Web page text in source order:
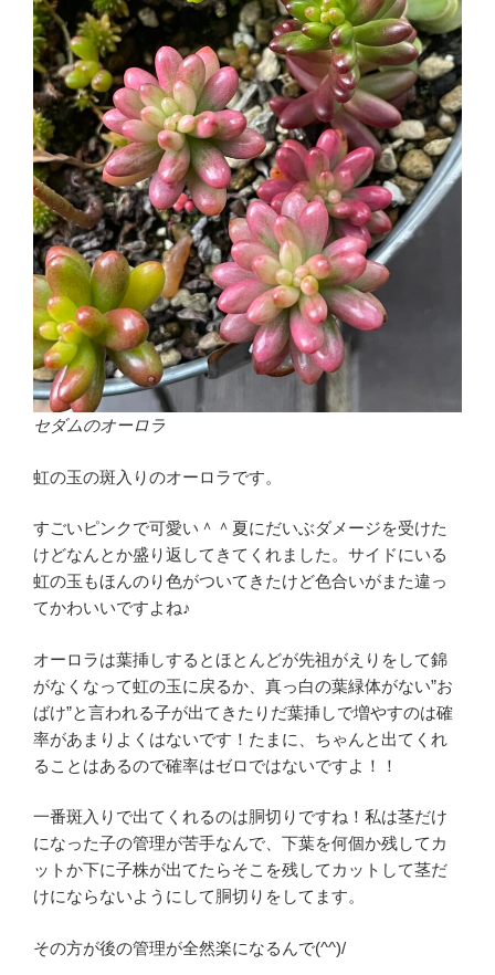
セダムのオーロラ
虹の玉の斑入りのオーロラです。
すごいピンクで可愛い＾＾夏にだいぶダメージを受けた
けどなんとか盛り返してきてくれました。サイドにいる
虹の玉もほんのり色がついてきたけど色合いがまた違っ
てかわいいですよね♪
オーロラは葉挿しするとほとんどが先祖がえりをして錦
がなくなって虹の玉に戻るか、真っ白の葉緑体がない”お
ばけ”と言われる子が出てきたりだ葉挿しで増やすのは確
率があまりよくはないです！たまに、ちゃんと出てくれ
ることはあるので確率はゼロではないですよ！！
一番斑入りで出てくれるのは胴切りですね！私は茎だけ
になった子の管理が苦手なんで、下葉を何個か残してカ
ットか下に子株が出てたらそこを残してカットして茎だ
けにならないようにして胴切りをしてます。
その方が後の管理が全然楽になるんで(^^)/